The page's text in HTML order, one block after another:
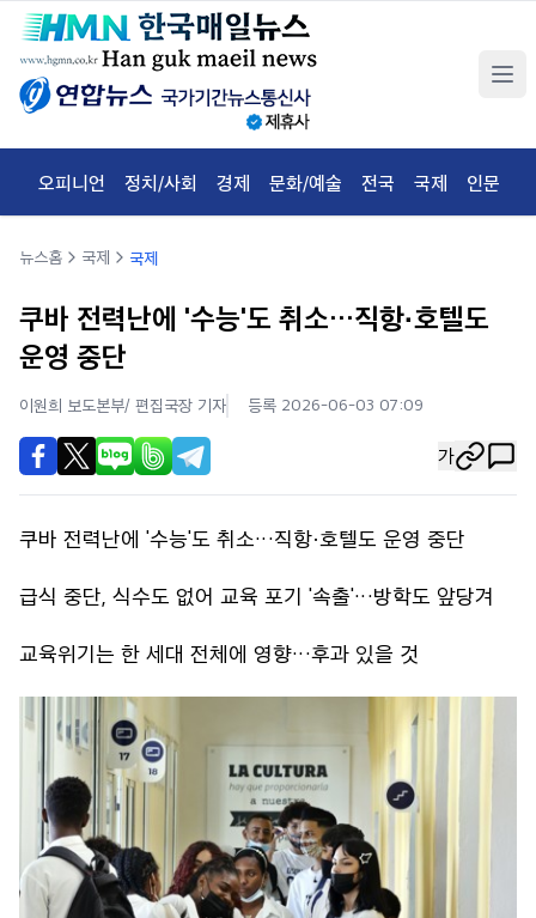
오피니언 정치/사회 경제 문화/예술 전국 국제 인문
뉴스홈 국제 국제
쿠바 전력난에 '수능'도 취소…직항·호텔도
운영 중단
이원희 보도본부/ 편집국장 기자 등록 2026-06-03 07:09
가
쿠바 전력난에 '수능'도 취소…직항·호텔도 운영 중단
급식 중단, 식수도 없어 교육 포기 '속출'…방학도 앞당겨
교육위기는 한 세대 전체에 영향…후과 있을 것